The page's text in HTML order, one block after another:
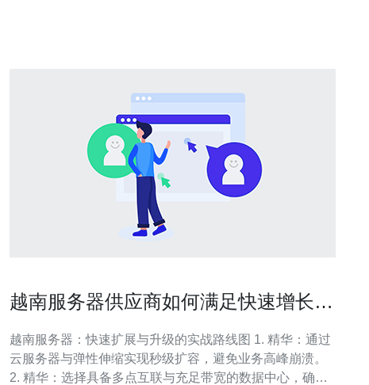
越南服务器供应商如何满足快速增长业
越南服务器：快速扩展与升级的实战路线图 1. 精华：通过
云服务器与弹性伸缩实现秒级扩容，避免业务高峰崩溃。
2. 精华：选择具备多点互联与充足带宽的数据中心，确保